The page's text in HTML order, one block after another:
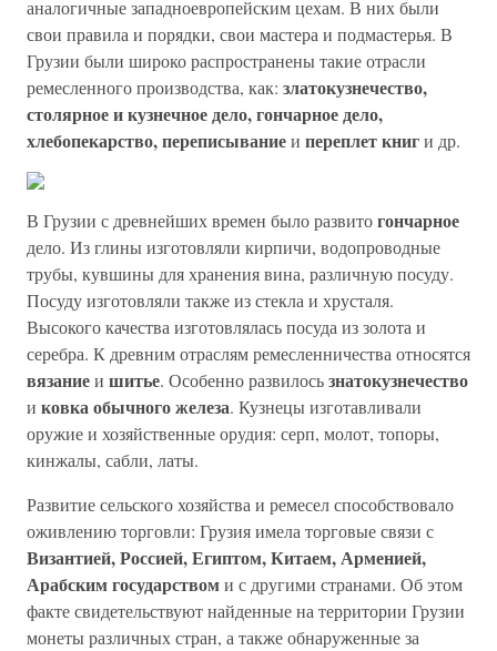
аналогичные западноевропейским цехам. В них были
свои правила и порядки, свои мастера и подмастерья. В
Грузии были широко распространены такие отрасли
ремесленного производства, как: златокузнечество,
столярное и кузнечное дело, гончарное дело,
хлебопекарство, переписываниеи переплет книги др.
В Грузии с древнейших времен было развитогончарное
дело. Из глины изготовляли кирпичи, водопроводные
трубы, кувшины для хранения вина, различную посуду.
Посуду изготовляли также из стекла и хрусталя.
Высокого качества изготовлялась посуда из золота и
серебра. К древним отраслям ремесленничества относятся
вязаниеи шитье. Особенно развилосьзнатокузнечество
и ковка обычного железа. Кузнецы изготавливали
оружие и хозяйственные орудия: серп, молот, топоры,
кинжалы, сабли, латы.
Развитие сельского хозяйства и ремесел способствовало
оживлению торговли: Грузия имела торговые связи с
Византией, Россией, Египтом, Китаем, Арменией,
Арабским государствоми с другими странами. Об этом
факте свидетельствуют найденные на территории Грузии
монеты различных стран, а также обнаруженные за